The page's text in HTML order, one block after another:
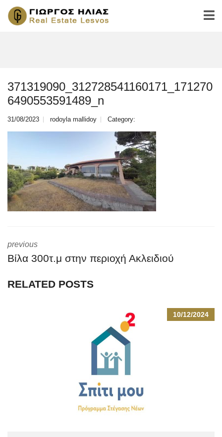
371319090_312728541160171_171270
6490553591489_n
31/08/2023 rodoyla mallidoy Category:
previous
Βίλα 300τ.μ στην περιοχή Ακλειδιού
RELATED POSTS
10/12/2024